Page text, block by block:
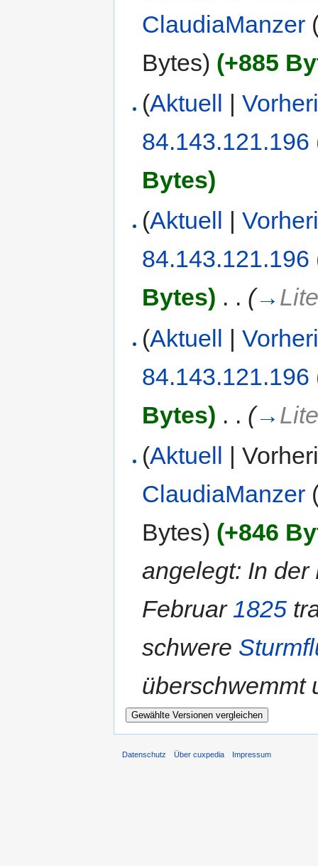
ClaudiaManzer
Bytes) (+885
(Aktuell |
84.143.121.196
Bytes)
(Aktuell |
84.143.121.196
Bytes) . . (→
(Aktuell |
84.143.121.196
Bytes) . . (→
(Aktuell |
ClaudiaManzer
Bytes) (+846
angelegt: In der
Februar 1825
schwere
überschwemmt
Datenschutz Über cuxpedia Impressum